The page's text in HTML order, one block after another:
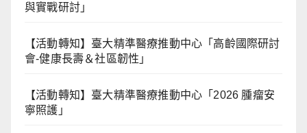
與實戰研討」
【活動轉知】臺大精準醫療推動中心「高齡國際研討
會-健康長壽＆社區韌性」
【活動轉知】臺大精準醫療推動中心「2026 腫瘤安
寧照護」